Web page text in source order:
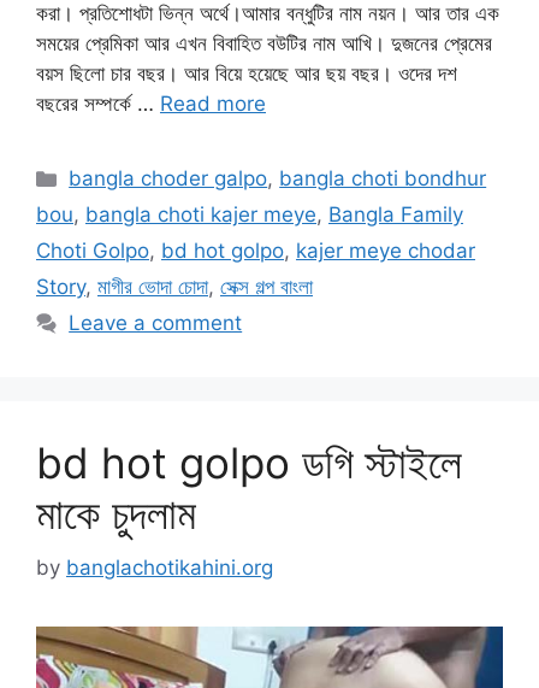
করা। প্রতিশোধটা ভিন্ন অর্থে।আমার বন্ধুটির নাম নয়ন। আর তার এক
সময়ের প্রেমিকা আর এখন বিবাহিত বউটির নাম আখি। দুজনের প্রেমের
বয়স ছিলো চার বছর। আর বিয়ে হয়েছে আর ছয় বছর। ওদের দশ
বছরের সম্পর্কে … Read more
Categories
bangla choder galpo, bangla choti bondhur
bou, bangla choti kajer meye, Bangla Family
Choti Golpo, bd hot golpo, kajer meye chodar
Story, মাগীর ভোদা চোদা, সেক্স গল্প বাংলা
Leave a comment
bd hot golpo ডগি স্টাইলে
মাকে চুদলাম
by banglachotikahini.org